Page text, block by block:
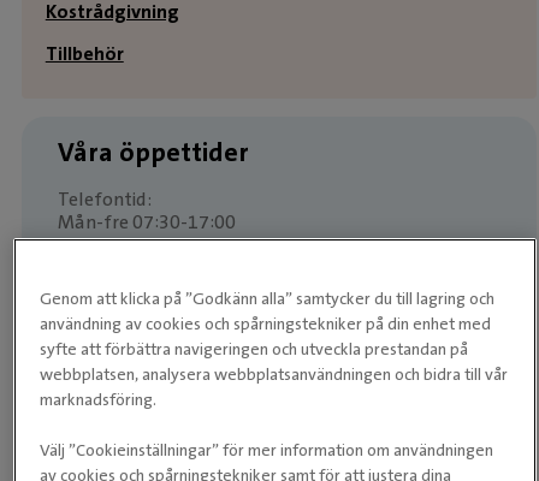
Kostrådgivning
Tillbehör
Våra öppettider
Telefontid:
Mån-fre 07:30-17:00
Kliniken
Måndag
08:00 ­- 17:00
Onsdag
08:00 ­- 17:00
Genom att klicka på ”Godkänn alla” samtycker du till lagring och
användning av cookies och spårningstekniker på din enhet med
syfte att förbättra navigeringen och utveckla prestandan på
webbplatsen, analysera webbplatsanvändningen och bidra till vår
marknadsföring.
Välj ”Cookieinställningar” för mer information om användningen
av cookies och spårningstekniker samt för att justera dina